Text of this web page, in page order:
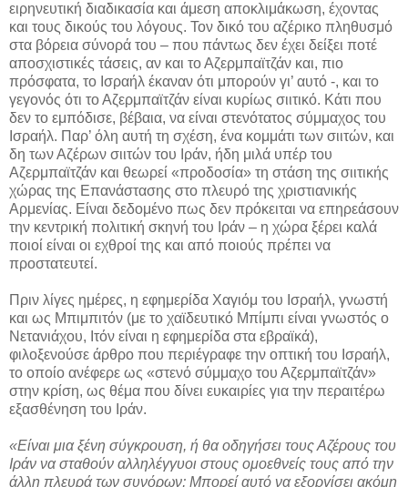
ειρηνευτική διαδικασία και άμεση αποκλιμάκωση, έχοντας
και τους δικούς του λόγους. Τον δικό του αζέρικο πληθυσμό
στα βόρεια σύνορά του – που πάντως δεν έχει δείξει ποτέ
αποσχιστικές τάσεις, αν και το Αζερμπαϊτζάν και, πιο
πρόσφατα, το Ισραήλ έκαναν ότι μπορούν γι’ αυτό -, και το
γεγονός ότι το Αζερμπαϊτζάν είναι κυρίως σιιτικό. Κάτι που
δεν το εμπόδισε, βέβαια, να είναι στενότατος σύμμαχος του
Ισραήλ. Παρ’ όλη αυτή τη σχέση, ένα κομμάτι των σιιτών, και
δη των Αζέρων σιιτών του Ιράν, ήδη μιλά υπέρ του
Αζερμπαϊτζάν και θεωρεί «προδοσία» τη στάση της σιιτικής
χώρας της Επανάστασης στο πλευρό της χριστιανικής
Αρμενίας. Είναι δεδομένο πως δεν πρόκειται να επηρεάσουν
την κεντρική πολιτική σκηνή του Ιράν – η χώρα ξέρει καλά
ποιοί είναι οι εχθροί της και από ποιούς πρέπει να
προστατευτεί.
Πριν λίγες ημέρες, η εφημερίδα Χαγιόμ του Ισραήλ, γνωστή
και ως Μπιμπιτόν (με το χαϊδευτικό Μπίμπι είναι γνωστός ο
Νετανιάχου, Ιτόν είναι η εφημερίδα στα εβραϊκά),
φιλοξενούσε άρθρο που περιέγραφε την οπτική του Ισραήλ,
το οποίο ανέφερε ως «στενό σύμμαχο του Αζερμπαϊτζάν»
στην κρίση, ως θέμα που δίνει ευκαιρίες για την περαιτέρω
εξασθένηση του Ιράν.
«Είναι μια ξένη σύγκρουση, ή θα οδηγήσει τους Αζέρους του
Ιράν να σταθούν αλληλέγγυοι στους ομοεθνείς τους από την
άλλη πλευρά των συνόρων; Μπορεί αυτό να εξοργίσει ακόμη